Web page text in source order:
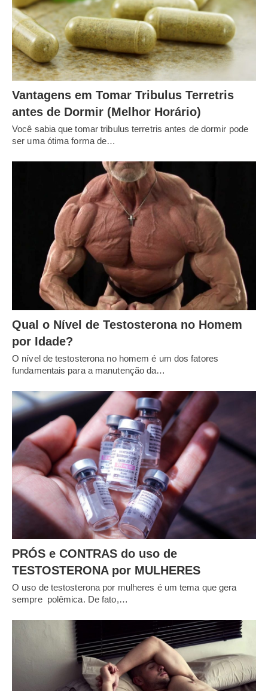
Vantagens em Tomar Tribulus Terretris
antes de Dormir (Melhor Horário)
Você sabia que tomar tribulus terretris antes de dormir pode
ser uma ótima forma de…
Qual o Nível de Testosterona no Homem
por Idade?
O nível de testosterona no homem é um dos fatores
fundamentais para a manutenção da…
PRÓS e CONTRAS do uso de
TESTOSTERONA por MULHERES
O uso de testosterona por mulheres é um tema que gera
sempre polêmica. De fato,…